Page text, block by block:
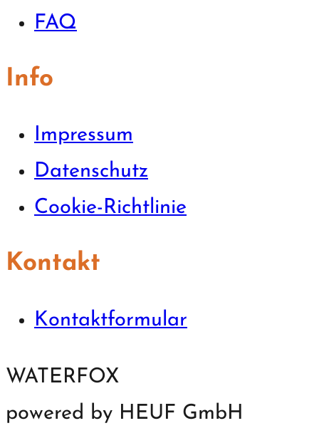
FAQ
Info
Impressum
Datenschutz
Cookie-Richtlinie
Kontakt
Kontaktformular
WATERFOX
powered by HEUF GmbH